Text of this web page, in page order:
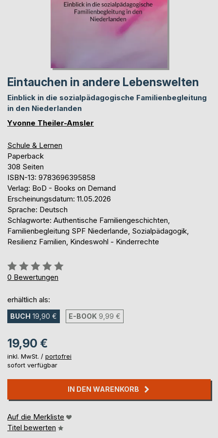
Eintauchen in andere Lebenswelten
Einblick in die sozialpädagogische Familienbegleitung
in den Niederlanden
Yvonne Theiler-Amsler
Schule & Lernen
Paperback
308 Seiten
ISBN-13: 9783696395858
Verlag: BoD - Books on Demand
Erscheinungsdatum: 11.05.2026
Sprache: Deutsch
Schlagworte: Authentische Familiengeschichten,
Familienbegleitung SPF Niederlande, Sozialpädagogik,
Resilienz Familien, Kindeswohl - Kinderrechte
Bewertung::
0%
0 Bewertungen
erhältlich als:
BUCH 19,90 € E-BOOK 9,99 €
19,90 €
inkl. MwSt. / portofrei
sofort verfügbar
IN DEN WARENKORB
Auf die Merkliste
Titel bewerten